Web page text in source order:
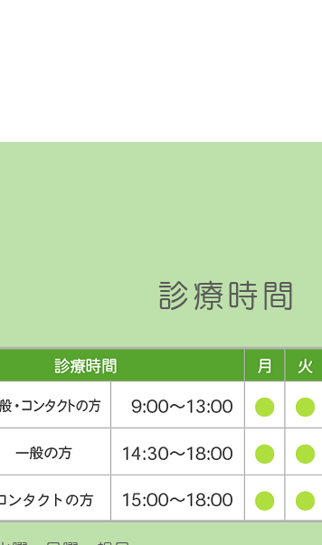
診療時間